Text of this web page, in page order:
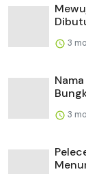
3
3